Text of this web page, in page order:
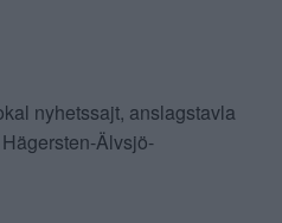
nyhetssajt, anslagstavla
Älvsjö-